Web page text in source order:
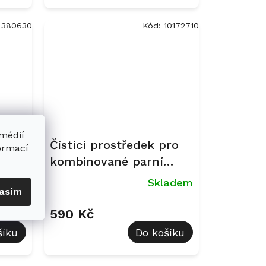
Čistící prostředek pro
kombinované parní
trouby DGClean 250 ml
Skladem
590 Kč
Do košíku
Kód: 10172710